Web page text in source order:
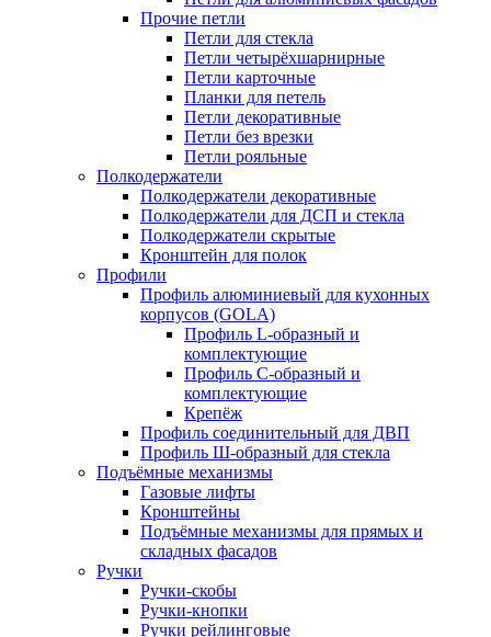
Прочие петли
Петли для стекла
Петли четырёхшарнирные
Петли карточные
Планки для петель
Петли декоративные
Петли без врезки
Петли рояльные
Полкодержатели
Полкодержатели декоративные
Полкодержатели для ДСП и стекла
Полкодержатели скрытые
Кронштейн для полок
Профили
Профиль алюминиевый для кухонных
корпусов (GOLA)
Профиль L-образный и
комплектующие
Профиль C-образный и
комплектующие
Крепёж
Профиль соединительный для ДВП
Профиль Ш-образный для стекла
Подъёмные механизмы
Газовые лифты
Кронштейны
Подъёмные механизмы для прямых и
складных фасадов
Ручки
Ручки-скобы
Ручки-кнопки
Ручки рейлинговые